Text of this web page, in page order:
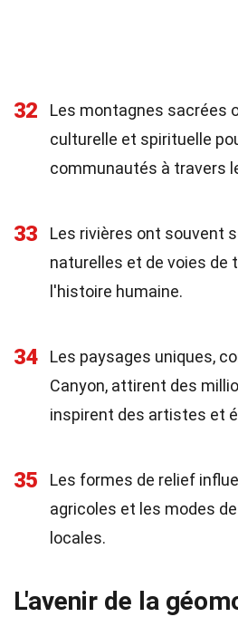
32
Les montagnes sacrées
culturelle et spirituelle
communautés à travers
33
Les rivières ont souvent
naturelles et de voies de
l'histoire humaine.
34
Les paysages uniques,
Canyon, attirent des
inspirent des artistes et
35
Les formes de relief
agricoles et les modes
locales.
L'avenir de la